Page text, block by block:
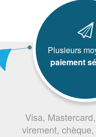
Plusieurs
paiement
Visa,
virement,